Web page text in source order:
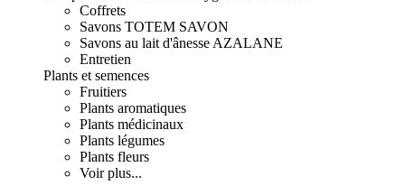
Coffrets
Savons TOTEM SAVON
Savons au lait d'ânesse AZALANE
Entretien
Plants et semences
Fruitiers
Plants aromatiques
Plants médicinaux
Plants légumes
Plants fleurs
Voir plus...